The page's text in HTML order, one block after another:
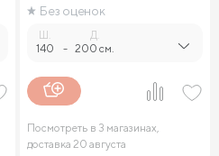
Без оценок
140 -
Д.
200 см.
Посмотреть в 3 магазинах,
доставка 20 августа